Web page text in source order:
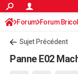
ACTUALITÉS
Politique
Société
Faits Divers
Education
Monde
Villes
+
Forum Forum
Sujet Précédent
Panne E02